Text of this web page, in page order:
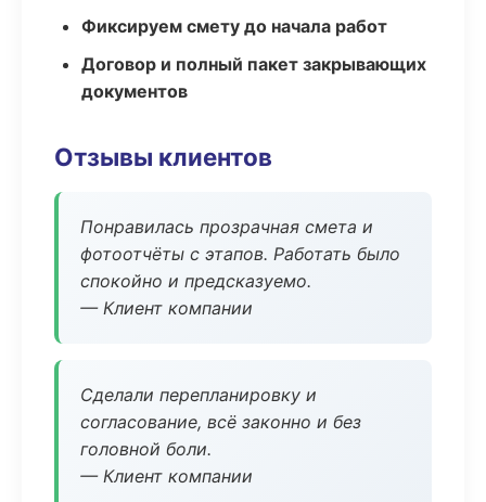
Фиксируем смету до начала работ
Договор и полный пакет закрывающих
документов
Отзывы клиентов
Понравилась прозрачная смета и
фотоотчёты с этапов. Работать было
спокойно и предсказуемо.
— Клиент компании
Сделали перепланировку и
согласование, всё законно и без
головной боли.
— Клиент компании